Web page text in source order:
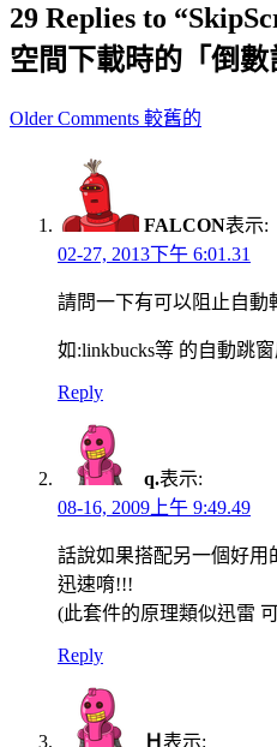
29 Replies to
空間下載時的「倒數
Comment
Older Comments 較舊的
FALCON表示:
02-27, 2013下午 6:01.31
請問一下有可以阻止自動
如:linkbucks等 的自動跳
Reply
q.表示:
08-16, 2009上午 9:49.49
話說如果搭配另一個好用
迅速唷!!!
(此套件的原理類似迅雷
Reply
Ｈ 表示: